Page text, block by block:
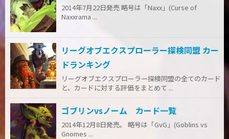
2014年7月22日発売 略号は「Naxx」(Curse of
Naxxrama ...
リーグオブエクスプローラー探検同盟 カー
ドランキング
リーグオブエクスプローラー探検同盟の全てのカード
と、カードに対する評価をまとめて ...
ゴブリンvsノーム カード一覧
2014年12月8日発売。 略号は「GvG」(Goblins vs
Gnomes ...